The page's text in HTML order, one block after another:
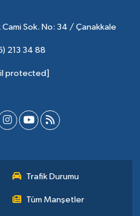
Cami Sok. No: 34 / Çanakkale
213 34 88
protected]
Trafik Durumu
Tüm Manşetler